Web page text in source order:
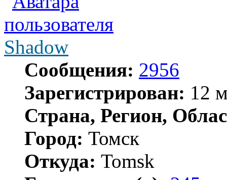
Shadow
Сообщения: 2956
Зарегистрирован: 12
Страна, Регион,
Город: Томск
Откуда: Tomsk